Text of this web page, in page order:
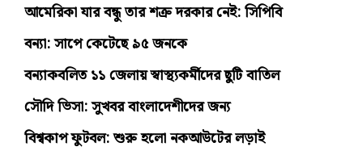
আমেরিকা যার বন্ধু তার শত্রু দরকার নেই: সিপিবি
বন্যা: সাপে কেটেছে ৯৫ জনকে
বন্যাকবলিত ১১ জেলায় স্বাস্থ্যকর্মীদের ছুটি বাতিল
সৌদি ভিসা: সুখবর বাংলাদেশীদের জন্য
বিশ্বকাপ ফুটবল: শুরু হলো নকআউটের লড়াই